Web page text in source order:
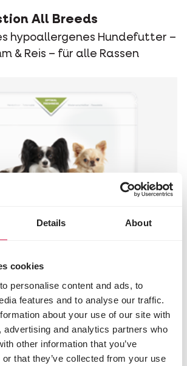
Details About
cookies
personalise content and ads, to
features and to analyse our traffic.
about your use of our site with
advertising and analytics partners who
other information that you’ve
that they’ve collected from your use
All Breeds
hypoallergenes Hundefutter –
& Reis – für alle Rassen